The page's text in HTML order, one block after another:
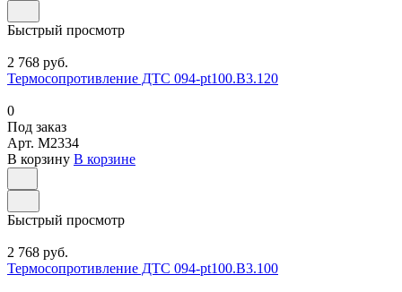
Быстрый просмотр
2 768 руб.
Термосопротивление ДТС 094-pt100.В3.120
0
Под заказ
Арт. M2334
В корзину В корзине
Быстрый просмотр
2 768 руб.
Термосопротивление ДТС 094-pt100.В3.100